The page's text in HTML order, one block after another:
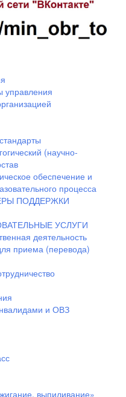
управления
(научно-
обеспечение и
процесса
ПОДДЕРЖКИ
УСЛУГИ
деятельность
приема (перевода)
и ОВЗ
выпиливание»